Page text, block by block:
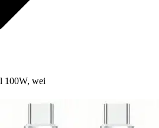
100W, wei